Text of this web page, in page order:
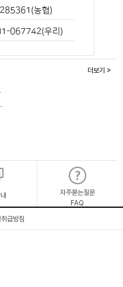
더보기 >
자주묻는질문
FAQ
급방침